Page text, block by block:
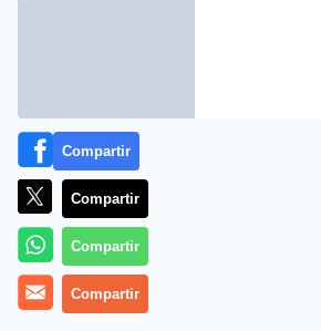
El presidente cubano
Papa Francisco
Compartir
Compartir
Compartir
Compartir